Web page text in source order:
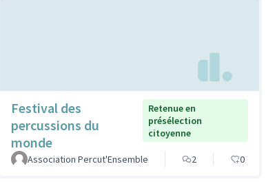
Festival des
percussions du
monde
Retenue en
présélection
citoyenne
Association Percut'Ensemble 2 0